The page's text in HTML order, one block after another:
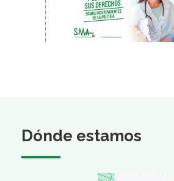
Dónde estamos